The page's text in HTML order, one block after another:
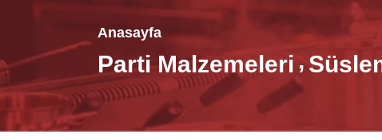
Anasayfa
Parti Malzemeleri